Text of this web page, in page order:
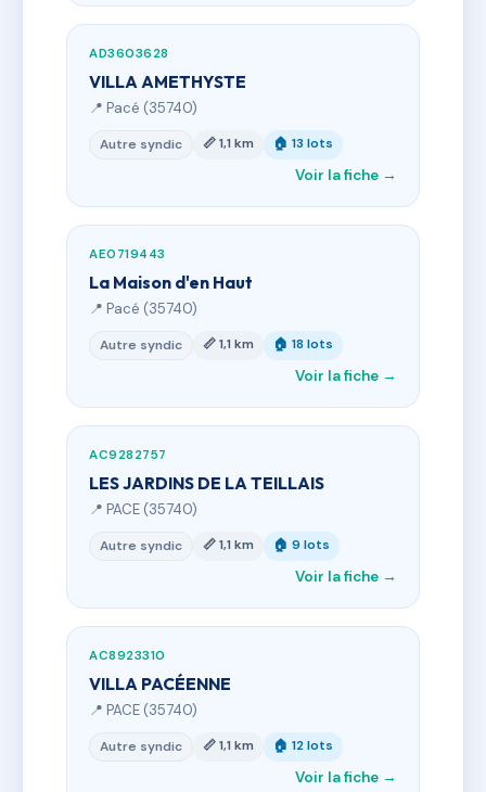
AD3603628
VILLA AMETHYSTE
📍 Pacé (35740)
Autre syndic 📏 1,1 km 🏠 13 lots
Voir la fiche →
AE0719443
La Maison d'en Haut
📍 Pacé (35740)
Autre syndic 📏 1,1 km 🏠 18 lots
Voir la fiche →
AC9282757
LES JARDINS DE LA TEILLAIS
📍 PACE (35740)
Autre syndic 📏 1,1 km 🏠 9 lots
Voir la fiche →
AC8923310
VILLA PACÉENNE
📍 PACE (35740)
Autre syndic 📏 1,1 km 🏠 12 lots
Voir la fiche →